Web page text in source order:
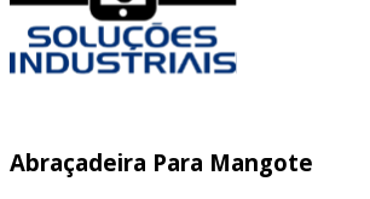
Abraçadeira Para Mangote